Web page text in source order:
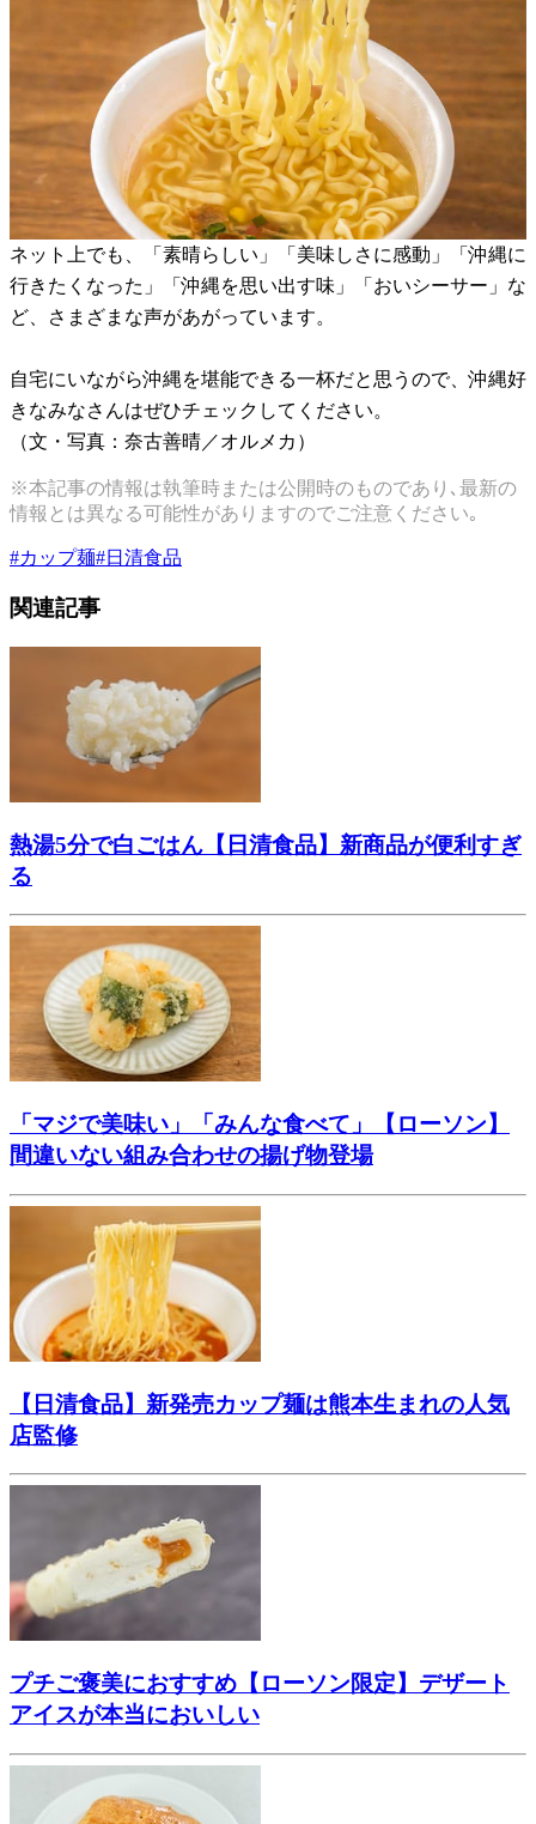
ネット上でも、「素晴らしい」「美味しさに感動」「沖縄に
行きたくなった」「沖縄を思い出す味」「おいシーサー」な
ど、さまざまな声があがっています。
自宅にいながら沖縄を堪能できる一杯だと思うので、沖縄好
きなみなさんはぜひチェックしてください。
（文・写真：奈古善晴／オルメカ）
※本記事の情報は執筆時または公開時のものであり､最新の
情報とは異なる可能性がありますのでご注意ください｡
#カップ麺#日清食品
関連記事
熱湯5分で白ごはん【日清食品】新商品が便利すぎ
る
「マジで美味い」「みんな食べて」【ローソン】
間違いない組み合わせの揚げ物登場
【日清食品】新発売カップ麺は熊本生まれの人気
店監修
プチご褒美におすすめ【ローソン限定】デザート
アイスが本当においしい